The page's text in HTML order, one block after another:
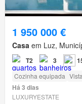
1 950 000 €
Casa em Luz,
T2 3
Cozinha equipada
Há 3 dias
LUXURYESTATE